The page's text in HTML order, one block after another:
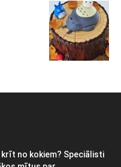
no kokiem? Speciālisti